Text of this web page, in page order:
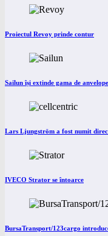
Proiectul Revoy prinde contur
Sailun își extinde gama de
Lars Ljungström a fost numit
IVECO Strator se întoarce
BursaTransport/123cargo